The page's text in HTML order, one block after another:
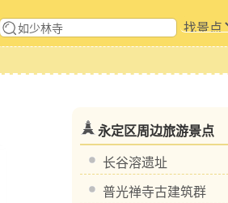
永定区周边旅游景点
长谷溶遗址
普光禅寺古建筑群